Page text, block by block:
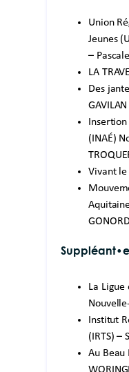
Union
Jeunes
–
LA
Des
GAVILAN
(INAÉ)
Vivant le
La Ligue
Institut
(IRTS) –
Au Beau